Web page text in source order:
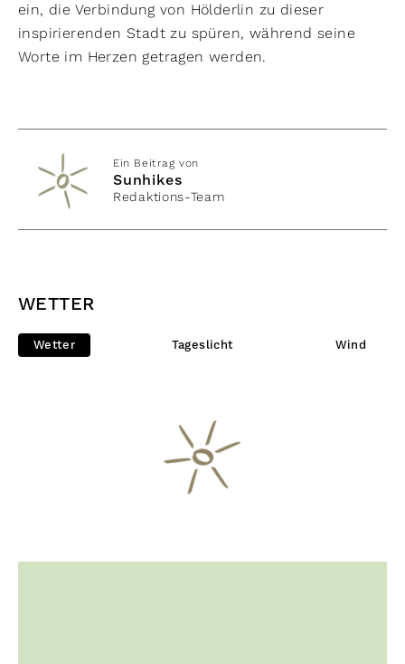
ein, die Verbindung von Hölderlin zu dieser
inspirierenden Stadt zu spüren, während seine
Worte im Herzen getragen werden.
Ein Beitrag von
Sunhikes
Redaktions-Team
WETTER
Wetter Tageslicht Wind